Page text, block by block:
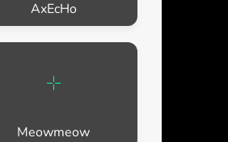
AxEcHo
Meowmeow